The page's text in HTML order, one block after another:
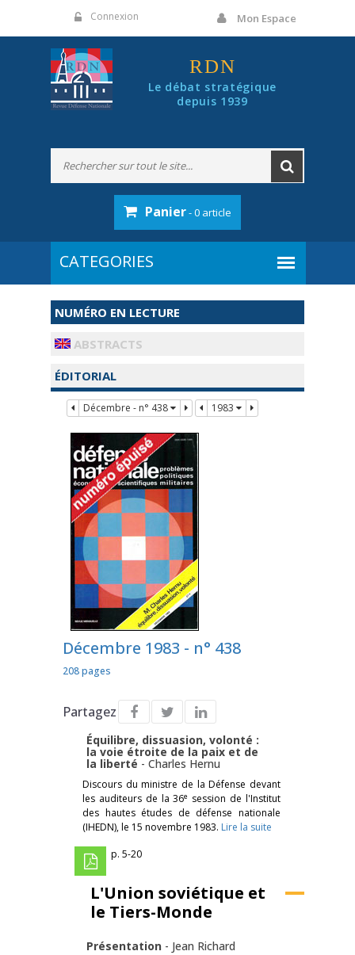
Connexion Mon Espace
RDN
Le débat stratégique
depuis 1939
Panier- 0 article
NUMÉRO EN LECTURE
ABSTRACTS
ÉDITORIAL
Décembre - n° 438 1983
Décembre 1983 - n° 438
208 pages
Partagez
Équilibre, dissuasion, volonté :
la voie étroite de la paix et de
la liberté - Charles Hernu
Discours du ministre de la Défense devant
les auditeurs de la 36e session de l'Institut
des hautes études de défense nationale
(IHEDN), le 15 novembre 1983. Lire la suite
p. 5-20
L'Union soviétique et
le Tiers-Monde
Présentation - Jean Richard